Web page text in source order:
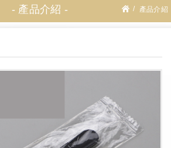
產品介紹 產品介紹